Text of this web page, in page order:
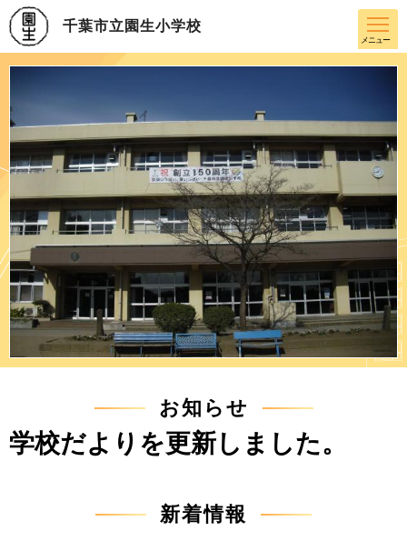
千葉市立園生小学校
メニュー
お知らせ
学校だよりを更新しました。
新着情報